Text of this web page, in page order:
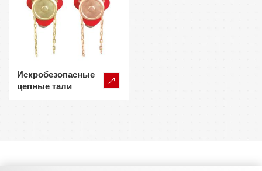
Искробезопасные
цепные тали